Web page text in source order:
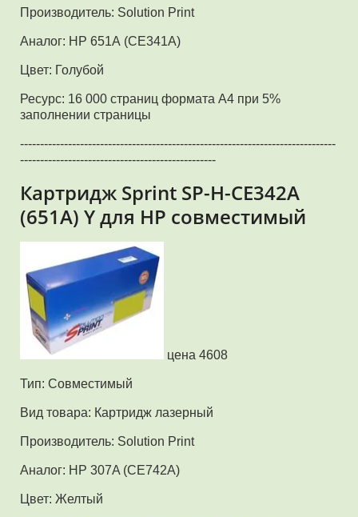
Производитель: Solution Print
Аналог: HP 651А (CE341A)
Цвет: Голубой
Ресурс: 16 000 страниц формата А4 при 5%
заполнении страницы
-------------------------------------------------------------------------------
-------------------------------------------------
Картридж Sprint SP-H-CE342A
(651A) Y для HP совместимый
цена 4608
Тип: Совместимый
Вид товара: Картридж лазерный
Производитель: Solution Print
Аналог: HP 307A (CE742A)
Цвет: Желтый